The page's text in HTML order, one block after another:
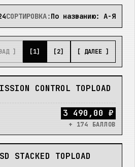
СОРТИРОВКА:По названию: А-Я
] [1] [2] [ ДАЛЕЕ ]
CONTROL TOPLOAD
3 490,00 ₽
+ 174 БАЛЛОВ
STACKED TOPLOAD